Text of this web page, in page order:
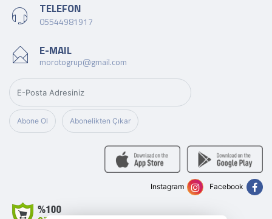
TELEFON
05544981917
E-MAIL
morotogrup@gmail.com
Abone Ol Abonelikten Çıkar
Facebook
Instagram